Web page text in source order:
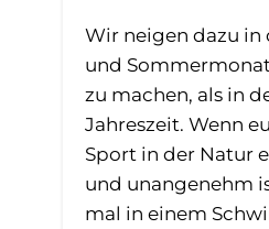
Wir neigen dazu in
und
zu machen, als in
Jahreszeit. Wenn
Sport in der Natur
und unangenehm
mal in einem